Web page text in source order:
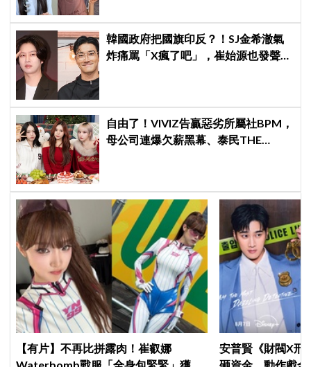
韓國政府把國旗印反？！SJ金希澈氣
炸痛罵「X瘋了吧」，崔始源也發聲挺
自由了！VIVIZ告贏惡劣所屬社BPM，
母公司連爆欠薪黑幕、泰民THE
【有片】不再比拼露肉！崔叡娜
安普賢《財閥X刑